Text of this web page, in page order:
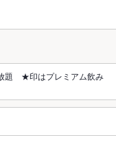
題 ★印はプレミアム飲み